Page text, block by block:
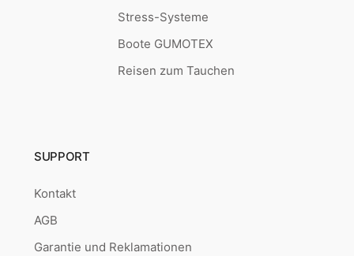
Stress-Systeme
Boote GUMOTEX
Reisen zum Tauchen
SUPPORT
Kontakt
AGB
Garantie und Reklamationen